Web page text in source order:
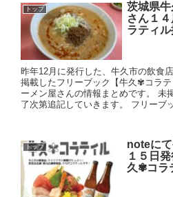
トップ
茨城県
さん１
ラティル
昨年12月に発行した、牛久市の飲食
掲載したフリーブック【牛久✾コラ
ーメン屋さんの情報まとめです。 未
了次第追記していきます。 フリーブ
トップ
noteに
１５日
久✾コラ